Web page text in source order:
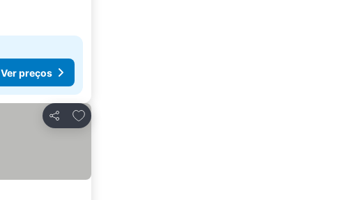
Ver preços
Partilhar
Adicionar aos favoritos